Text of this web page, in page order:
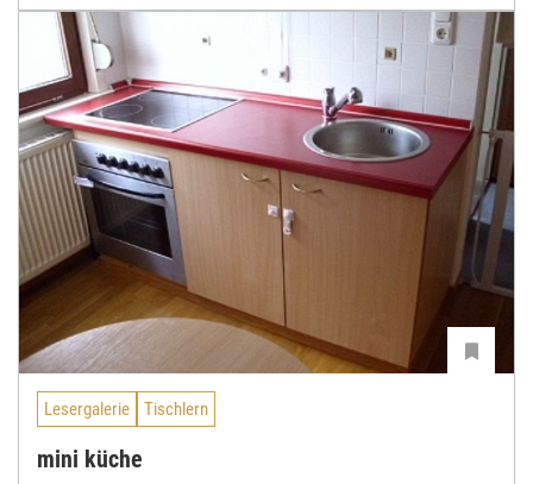
Lesergalerie Tischlern
mini küche